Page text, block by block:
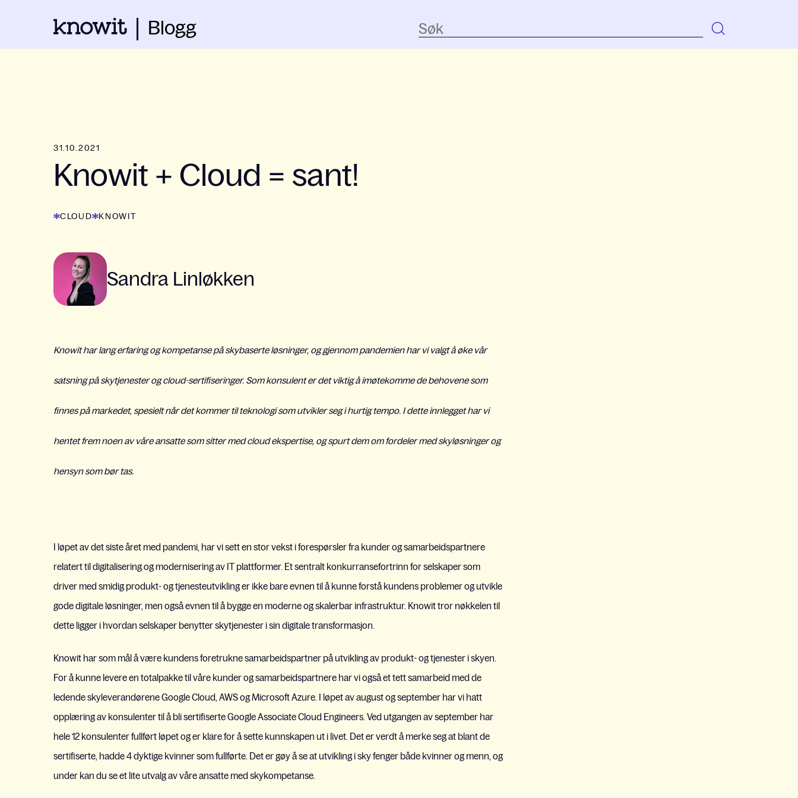
Blogg
31.10.2021
Knowit + Cloud = sant!
CLOUD KNOWIT
Sandra Linløkken
Knowit har lang erfaring og kompetanse på skybaserte løsninger, og gjennom pandemien har vi valgt å øke vår
satsning på skytjenester og cloud-sertifiseringer. Som konsulent er det viktig å imøtekomme de behovene som
finnes på markedet, spesielt når det kommer til teknologi som utvikler seg i hurtig tempo. I dette innlegget har vi
hentet frem noen av våre ansatte som sitter med cloud ekspertise, og spurt dem om fordeler med skyløsninger og
hensyn som bør tas.
I løpet av det siste året med pandemi, har vi sett en stor vekst i forespørsler fra kunder og samarbeidspartnere
relatert til digitalisering og modernisering av IT plattformer. Et sentralt konkurransefortrinn for selskaper som
driver med smidig produkt- og tjenesteutvikling er ikke bare evnen til å kunne forstå kundens problemer og utvikle
gode digitale løsninger, men også evnen til å bygge en moderne og skalerbar infrastruktur. Knowit tror nøkkelen til
dette ligger i hvordan selskaper benytter skytjenester i sin digitale transformasjon.
Knowit har som mål å være kundens foretrukne samarbeidspartner på utvikling av produkt- og tjenester i skyen.
For å kunne levere en totalpakke til våre kunder og samarbeidspartnere har vi også et tett samarbeid med de
ledende skyleverandørene Google Cloud, AWS og Microsoft Azure. I løpet av august og september har vi hatt
opplæring av konsulenter til å bli sertifiserte Google Associate Cloud Engineers. Ved utgangen av september har
hele 12 konsulenter fullført løpet og er klare for å sette kunnskapen ut i livet. Det er verdt å merke seg at blant de
sertifiserte, hadde 4 dyktige kvinner som fullførte. Det er gøy å se at utvikling i sky fenger både kvinner og menn, og
under kan du se et lite utvalg av våre ansatte med skykompetanse.